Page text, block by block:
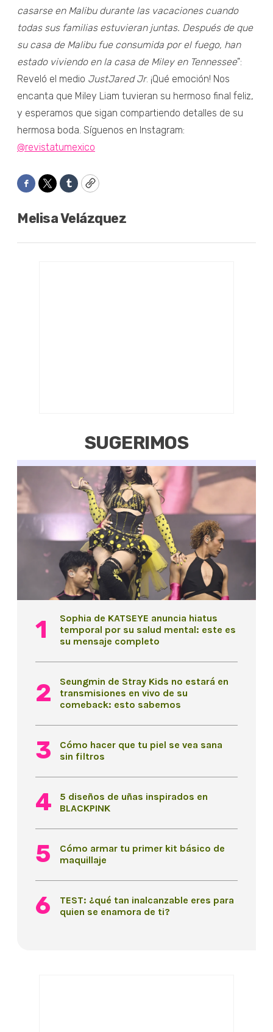
casarse en Malibu durante las vacaciones cuando
todas sus familias estuvieran juntas. Después de que
su casa de Malibu fue consumida por el fuego, han
estado viviendo en la casa de Miley en Tennessee":
Reveló el medio JustJared Jr. ¡Qué emoción! Nos
encanta que Miley Liam tuvieran su hermoso final feliz,
y esperamos que sigan compartiendo detalles de su
hermosa boda. Síguenos en Instagram:
@revistatumexico
Facebook
TwitterTumblrCopy
Melisa Velázquez
SUGERIMOS
Sophia de KATSEYE anuncia hiatus
temporal por su salud mental: este es
su mensaje completo
Seungmin de Stray Kids no estará en
transmisiones en vivo de su
comeback: esto sabemos
Cómo hacer que tu piel se vea sana
sin filtros
5 diseños de uñas inspirados en
BLACKPINK
Cómo armar tu primer kit básico de
maquillaje
TEST: ¿qué tan inalcanzable eres para
quien se enamora de ti?